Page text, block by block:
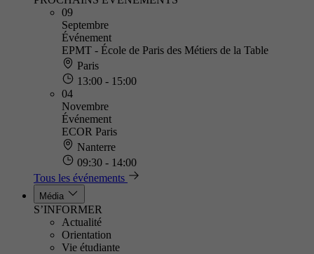
09
Septembre
Événement
EPMT - École de Paris des Métiers de la Table
Paris
13:00 - 15:00
04
Novembre
Événement
ECOR Paris
Nanterre
09:30 - 14:00
Tous les événements
Média
S’INFORMER
Actualité
Orientation
Vie étudiante